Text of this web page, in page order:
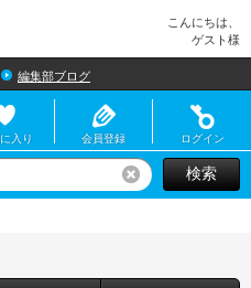
こんにちは、
ゲスト様
編集部ブログ
入り 会員登録 ログイン
リセット検索